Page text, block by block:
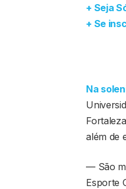
+ Seja
+ Se
Na
além de
— São
Esporte